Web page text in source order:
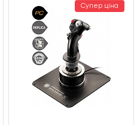
Супер ціна